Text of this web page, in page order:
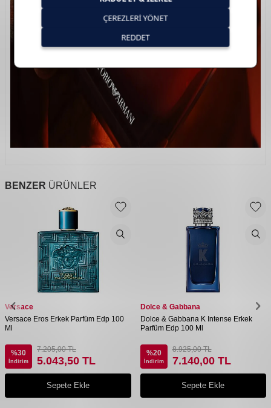
BENZER ÜRÜNLER
Versace
Versace Eros Erkek Parfüm Edp 100
Ml
%30
İndirim
7.205,00TL
5.043,50 TL
Sepete Ekle
Dolce & Gabbana
Dolce & Gabbana K Intense Erkek
Parfüm Edp 100 Ml
%20
İndirim
8.925,00TL
7.140,00TL
Sepete Ekle